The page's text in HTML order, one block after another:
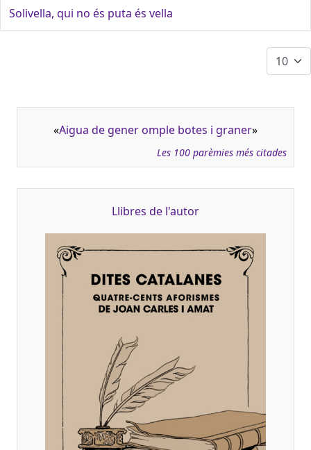
Solivella, qui no és puta és vella
«Aigua de gener omple botes i graner»
Les 100 parèmies més citades
Llibres de l'autor